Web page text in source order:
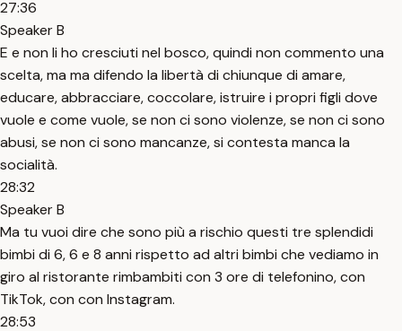
27:36
Speaker B
E e non li ho cresciuti nel bosco, quindi non commento una
scelta, ma ma difendo la libertà di chiunque di amare,
educare, abbracciare, coccolare, istruire i propri figli dove
vuole e come vuole, se non ci sono violenze, se non ci sono
abusi, se non ci sono mancanze, si contesta manca la
socialità.
28:32
Speaker B
Ma tu vuoi dire che sono più a rischio questi tre splendidi
bimbi di 6, 6 e 8 anni rispetto ad altri bimbi che vediamo in
giro al ristorante rimbambiti con 3 ore di telefonino, con
TikTok, con con Instagram.
28:53